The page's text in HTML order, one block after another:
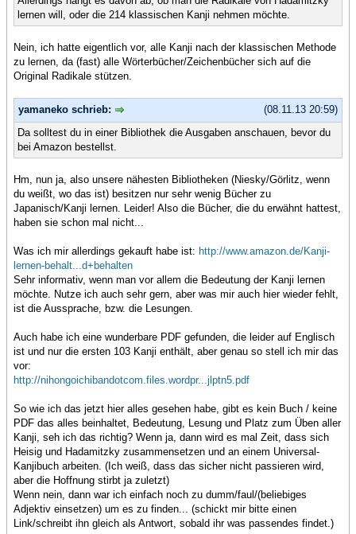
lernen will, oder die 214 klassischen Kanji nehmen möchte.
Nein, ich hatte eigentlich vor, alle Kanji nach der klassischen Methode
zu lernen, da (fast) alle Wörterbücher/Zeichenbücher sich auf die
Original Radikale stützen.
(08.11.13 20:59)
yamaneko schrieb:
Da solltest du in einer Bibliothek die Ausgaben anschauen, bevor du
bei Amazon bestellst.
Hm, nun ja, also unsere nähesten Bibliotheken (Niesky/Görlitz, wenn
du weißt, wo das ist) besitzen nur sehr wenig Bücher zu
Japanisch/Kanji lernen. Leider! Also die Bücher, die du erwähnt hattest,
haben sie schon mal nicht...
Was ich mir allerdings gekauft habe ist: http://www.amazon.de/Kanji-
lernen-behalt...d+behalten
Sehr informativ, wenn man vor allem die Bedeutung der Kanji lernen
möchte. Nutze ich auch sehr gern, aber was mir auch hier wieder fehlt,
ist die Aussprache, bzw. die Lesungen.
Auch habe ich eine wunderbare PDF gefunden, die leider auf Englisch
ist und nur die ersten 103 Kanji enthält, aber genau so stell ich mir das
vor:
http://nihongoichibandotcom.files.wordpr...jlptn5.pdf
So wie ich das jetzt hier alles gesehen habe, gibt es kein Buch / keine
PDF das alles beinhaltet, Bedeutung, Lesung und Platz zum Üben aller
Kanji, seh ich das richtig? Wenn ja, dann wird es mal Zeit, dass sich
Heisig und Hadamitzky zusammensetzen und an einem Universal-
Kanjibuch arbeiten. (Ich weiß, dass das sicher nicht passieren wird,
aber die Hoffnung stirbt ja zuletzt)
Wenn nein, dann war ich einfach noch zu dumm/faul/(beliebiges
Adjektiv einsetzen) um es zu finden... (schickt mir bitte einen
Link/schreibt ihn gleich als Antwort, sobald ihr was passendes findet.)